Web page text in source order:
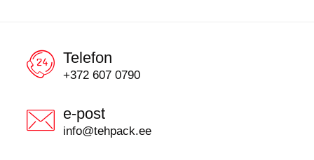
Telefon
+372 607 0790
e-post
info@tehpack.ee